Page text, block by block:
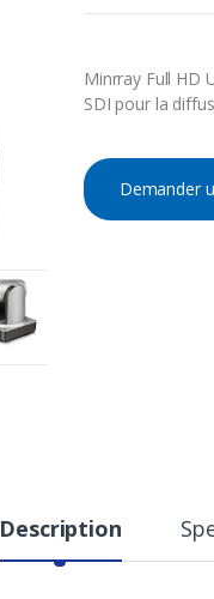
Minrray Full HD
SDI pour la
Demander
Description